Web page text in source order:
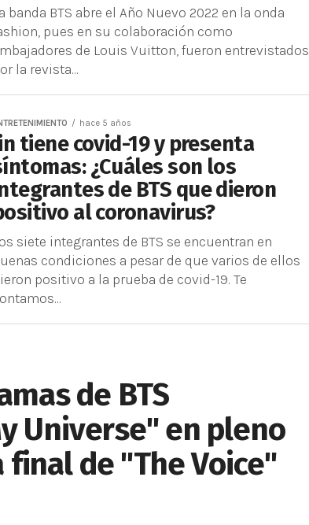
banda BTS abre el Año Nuevo 2022 en la onda
pues en su colaboración como
de Louis Vuitton, fueron entrevistados
la revista...
hace 5 años
tiene covid-19 y presenta
¿Cuáles son los
de BTS que dieron
al coronavirus?
siete integrantes de BTS se encuentran en
condiciones a pesar de que varios de ellos
positivo a la prueba de covid-19. Te
de BTS
Universe" en pleno
final de "The Voice"